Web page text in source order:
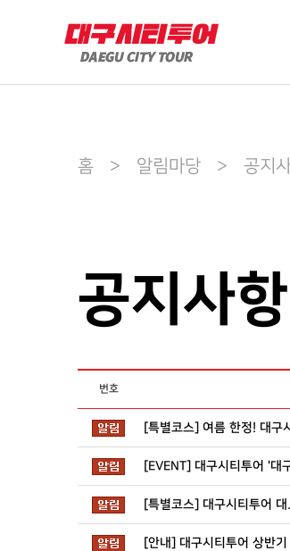
홈 > 알림마당 > 공지
공지사항
번호
[특별코스] 여름 한정! 대구
[EVENT] 대구시티투어 '대
[특별코스] 대구시티투어
[안내] 대구시티투어 상반